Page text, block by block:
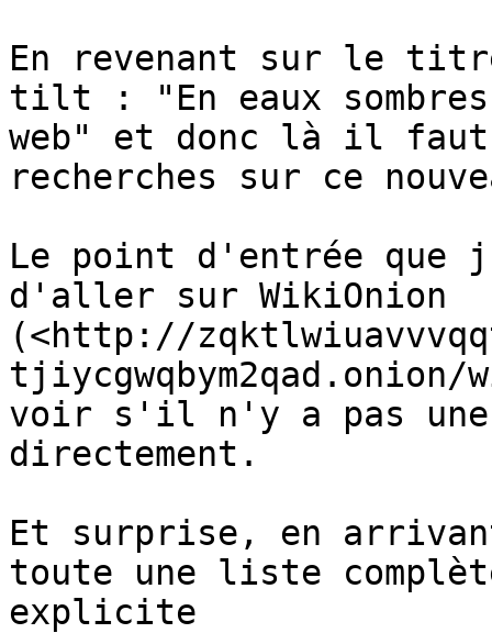
En revenant sur le
tilt : "En eaux
web" et donc là il
recherches sur ce
Le point d'entrée que
d'aller sur WikiOnion
(<http://
voir s'il n'y a pas
directement.
Et surprise, en
toute une liste
explicite